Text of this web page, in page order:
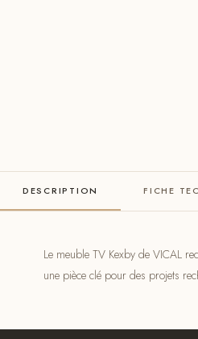
DESCRIPTION FICHE
Le meuble TV Kexby de VICAL
une pièce clé pour des projets